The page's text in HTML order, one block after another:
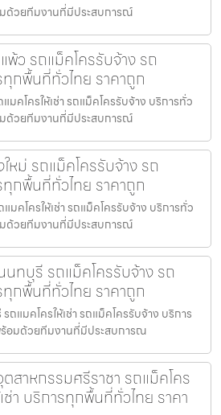
มด้วยทีมงานที่มีประสบการณ์
พ้ว รถแม็คโครรับจ้าง รถ
ทุกพื้นที่ทั่วไทย ราคาถูก
มคโครให้เช่า รถแม็คโครรับจ้าง บริการทั่ว
มด้วยทีมงานที่มีประสบการณ์
ใหม่ รถแม็คโครรับจ้าง รถ
ทุกพื้นที่ทั่วไทย ราคาถูก
แมคโครให้เช่า รถแม็คโครรับจ้าง บริการทั่ว
มด้วยทีมงานที่มีประสบการณ์
นทบุรี รถแม็คโครรับจ้าง รถ
ทุกพื้นที่ทั่วไทย ราคาถูก
ถแมคโครให้เช่า รถแม็คโครรับจ้าง บริการ
ร้อมด้วยทีมงานที่มีประสบการณ
สาหกรรมศรีราชา รถแม็คโคร
ช่า บริการทุกพื้นที่ทั่วไทย ราคา